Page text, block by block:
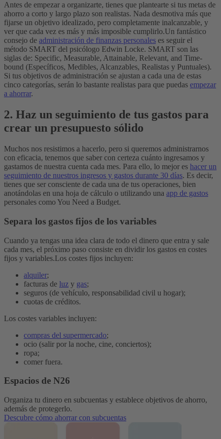
Antes de empezar a organizarte, tienes que plantearte si tus metas de
ahorro a corto y largo plazo son realistas. Nada desmotiva más que
fijarse un objetivo idealizado, pero completamente inalcanzable, y
ver que cada vez es más y más imposible cumplirlo.Un fantástico
consejo de administración de finanzas personales es seguir el
método SMART del psicólogo Edwin Locke. SMART son las
siglas de: Specific, Measurable, Attainable, Relevant, and Time-
bound (Específicos, Medibles, Alcanzables, Realistas y Puntuales).
Si tus objetivos de administración se ajustan a cada una de estas
cinco categorías, serán lo bastante realistas para que puedas empezar
a ahorrar.
2. Haz un seguimiento de tus gastos para
crear un presupuesto sólido
Muchos nos resistimos a hacerlo, pero si queremos administrarnos
con eficacia, tenemos que saber con certeza cuánto ingresamos y
gastamos de nuestra cuenta cada mes. Para ello, lo mejor es hacer un
seguimiento de nuestros ingresos y gastos durante 30 días. Es decir,
tienes que ser consciente de cada una de tus operaciones, bien
anotándolas en una hoja de cálculo o utilizando una app de gastos
personales como You Need a Budget.
Separa los gastos fijos de los variables
Cuando ya tengas una idea clara de todo el dinero que entra y sale
cada mes, el próximo paso consiste en dividir los gastos en costes
fijos y variables.Los costes fijos incluyen:
alquiler;
facturas de luz y gas;
seguros (de vehículo, responsabilidad civil u hogar);
cuotas de créditos.
Los costes variables incluyen:
compras del supermercado;
ocio (salir por la noche, cine, conciertos);
ropa;
comer fuera.
Espacios de N26
Organiza tu dinero en subcuentas y establece objetivos de ahorro,
además de protegerlo.
Descubre cómo ahorrar con subcuentas